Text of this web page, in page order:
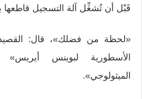
قَبْل أن تُشغِّل آلة التسجيل
«لحظة من فضلك»، قال: القصيدة
الأسطورية لبوينس
الميثولوجي».